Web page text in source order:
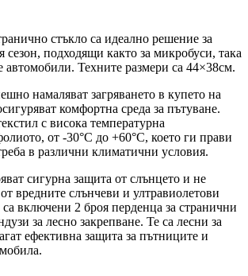
стъкло са идеално решение за
сезон, подходящи както за микробуси, така
автомобили. Техните размери са 44×38см.
намаляват загряването в купето на
комфортна среда за пътуване.
с висока температурна
от -30°C до +60°C, което ги прави
в различни климатични условия.
сигурна защита от слънцето и не
вредните слънчеви и ултравиолетови
включени 2 броя перденца за странични
за лесно закрепване. Те са лесни за
ефективна защита за пътниците и